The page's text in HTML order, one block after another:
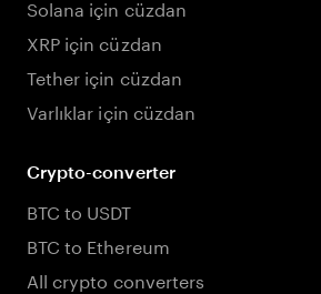
Solana için cüzdan
XRP için cüzdan
Tether için cüzdan
Varlıklar için cüzdan
Crypto-converter
BTC to USDT
BTC to Ethereum
All crypto converters